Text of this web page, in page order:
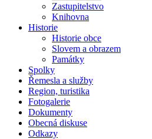
Zastupitelstvo
Knihovna
Historie
Historie obce
Slovem a obrazem
Památky
Spolky
Řemesla a služby
Region, turistika
Fotogalerie
Dokumenty
Obecná diskuse
Odkazy